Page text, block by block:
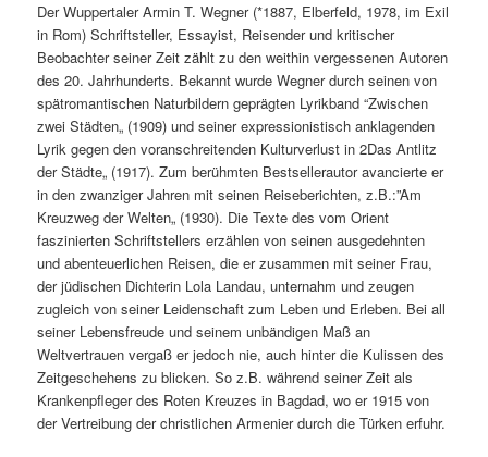
Der Wuppertaler Armin T. Wegner (*1887, Elberfeld, 1978, im Exil
in Rom) Schriftsteller, Essayist, Reisender und kritischer
Beobachter seiner Zeit zählt zu den weithin vergessenen Autoren
des 20. Jahrhunderts. Bekannt wurde Wegner durch seinen von
spätromantischen Naturbildern geprägten Lyrikband “Zwischen
zwei Städten„ (1909) und seiner expressionistisch anklagenden
Lyrik gegen den voranschreitenden Kulturverlust in 2Das Antlitz
der Städte„ (1917). Zum berühmten Bestsellerautor avancierte er
in den zwanziger Jahren mit seinen Reiseberichten, z.B.:”Am
Kreuzweg der Welten„ (1930). Die Texte des vom Orient
faszinierten Schriftstellers erzählen von seinen ausgedehnten
und abenteuerlichen Reisen, die er zusammen mit seiner Frau,
der jüdischen Dichterin Lola Landau, unternahm und zeugen
zugleich von seiner Leidenschaft zum Leben und Erleben. Bei all
seiner Lebensfreude und seinem unbändigen Maß an
Weltvertrauen vergaß er jedoch nie, auch hinter die Kulissen des
Zeitgeschehens zu blicken. So z.B. während seiner Zeit als
Krankenpfleger des Roten Kreuzes in Bagdad, wo er 1915 von
der Vertreibung der christlichen Armenier durch die Türken erfuhr.